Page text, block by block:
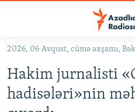
Əsas
qayıt
Əsas
naviqasiyaya
KORRUPSIOMETR
2026, 06 Avqust, cümə axşamı,
Hakim jurnalisti
hadisələri»nin